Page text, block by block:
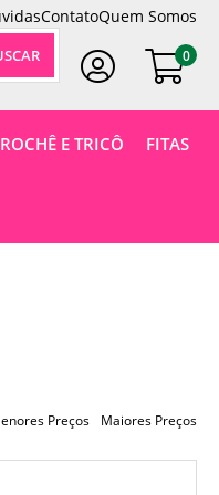
ContatoQuem Somos
E TRICÔ FITAS
0
Preços Maiores Preços